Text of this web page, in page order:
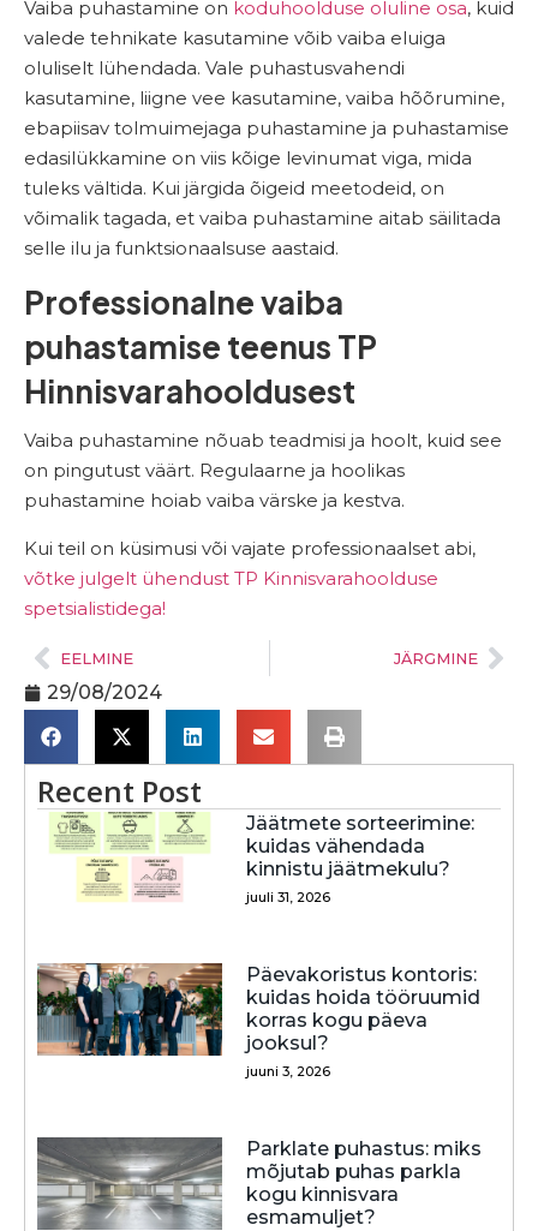
Vaiba puhastamine on koduhoolduse oluline osa, kuid
valede tehnikate kasutamine võib vaiba eluiga
oluliselt lühendada. Vale puhastusvahendi
kasutamine, liigne vee kasutamine, vaiba hõõrumine,
ebapiisav tolmuimejaga puhastamine ja puhastamise
edasilükkamine on viis kõige levinumat viga, mida
tuleks vältida. Kui järgida õigeid meetodeid, on
võimalik tagada, et vaiba puhastamine aitab säilitada
selle ilu ja funktsionaalsuse aastaid.
Professionalne vaiba
puhastamise teenus TP
Hinnisvarahooldusest
Vaiba puhastamine nõuab teadmisi ja hoolt, kuid see
on pingutust väärt. Regulaarne ja hoolikas
puhastamine hoiab vaiba värske ja kestva.
Kui teil on küsimusi või vajate professionaalset abi,
võtke julgelt ühendust TP Kinnisvarahoolduse
spetsialistidega!
EELMINE JÄRGMINE
29/08/2024
Recent Post
Jäätmete sorteerimine:
kuidas vähendada
kinnistu jäätmekulu?
juuli 31, 2026
Päevakoristus kontoris:
kuidas hoida tööruumid
korras kogu päeva
jooksul?
juuni 3, 2026
Parklate puhastus: miks
mõjutab puhas parkla
kogu kinnisvara
esmamuljet?